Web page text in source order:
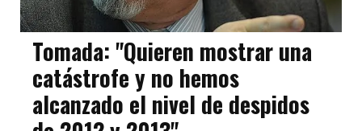
Tomada: "Quieren mostrar una
catástrofe y no hemos
alcanzado el nivel de despidos